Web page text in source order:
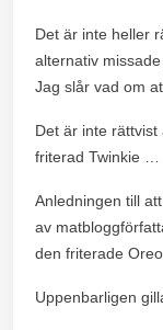
Det är inte heller
alternativ
Jag slår vad om
Det är inte
friterad Twinkie …
Anledningen till
av
den friterade
Uppenbarligen